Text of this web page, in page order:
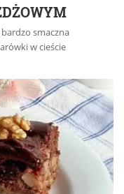
smaczna
w cieście